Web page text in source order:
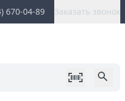
670-04-89 Заказать звонок